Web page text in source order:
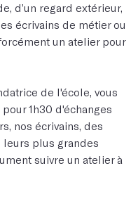
d’un regard extérieur,
écrivains de métier ou
un atelier pour
de l'école, vous
1h30 d'échanges
nos écrivains, des
leurs plus grandes
suivre un atelier à